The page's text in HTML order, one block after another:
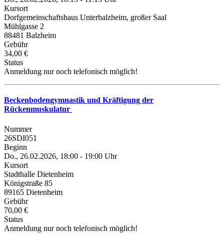
Kursort
Dorfgemeinschaftshaus Unterbalzheim, großer Saal
Mühlgasse 2
88481 Balzheim
Gebühr
34,00 €
Status
Anmeldung nur noch telefonisch möglich!
Beckenbodengymnastik und Kräftigung der
Rückenmuskulatur
Nummer
26SDI051
Beginn
Do., 26.02.2026, 18:00 - 19:00 Uhr
Kursort
Stadthalle Dietenheim
Königstraße 85
89165 Dietenheim
Gebühr
70,00 €
Status
Anmeldung nur noch telefonisch möglich!